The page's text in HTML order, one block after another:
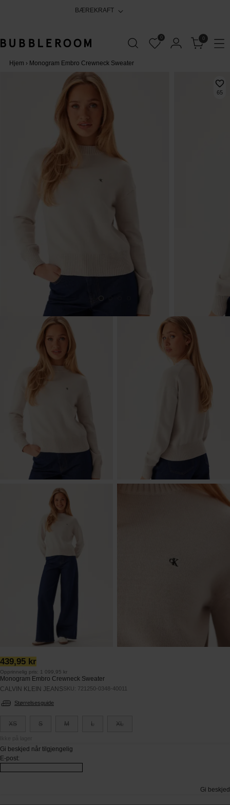
BÆREKRAFT
0 0
Hjem › Monogram Embro Crewneck Sweater
65
Ordinær
pris:
439,95 kr
Opprinnelig pris: 1 099,95 kr
Monogram Embro Crewneck Sweater
CALVIN KLEIN JEANSSKU: 721250-0348-40011
Størrelsesguide
XS S M L XL
Gi beskjed når tilgjengelig
E-post:
Gi beskjed